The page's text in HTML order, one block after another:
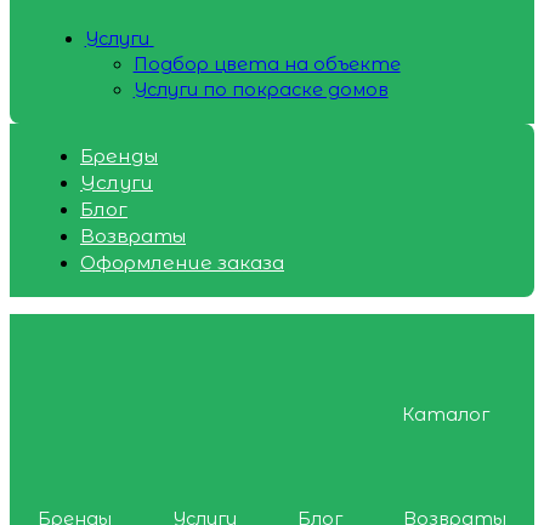
Услуги
Подбор цвета на объекте
Услуги по покраске домов
Бренды
Услуги
Блог
Возвраты
Оформление заказа
Каталог
Бренды Услуги Блог
Возвраты